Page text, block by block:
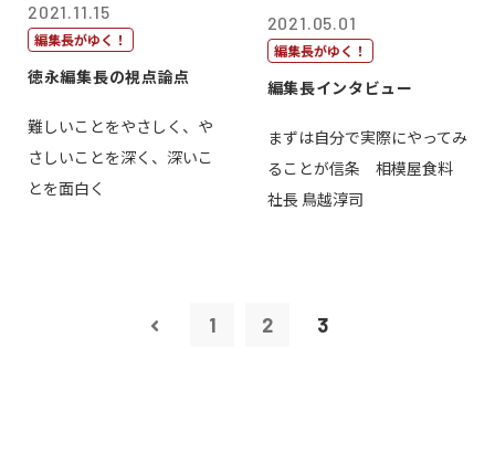
2021.11.15
編集長がゆく！
徳永編集長の視点論点
難しいことをやさしく、や
さしいことを深く、深いこ
とを面白く
2021.05.01
編集長がゆく！
編集長インタビュー
まずは自分で実際にやってみ
ることが信条 相模屋食料
社長 鳥越淳司
1 2 3